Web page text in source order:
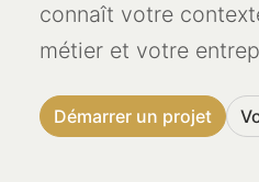
connaît votre
métier et votre
Démarrer un projet